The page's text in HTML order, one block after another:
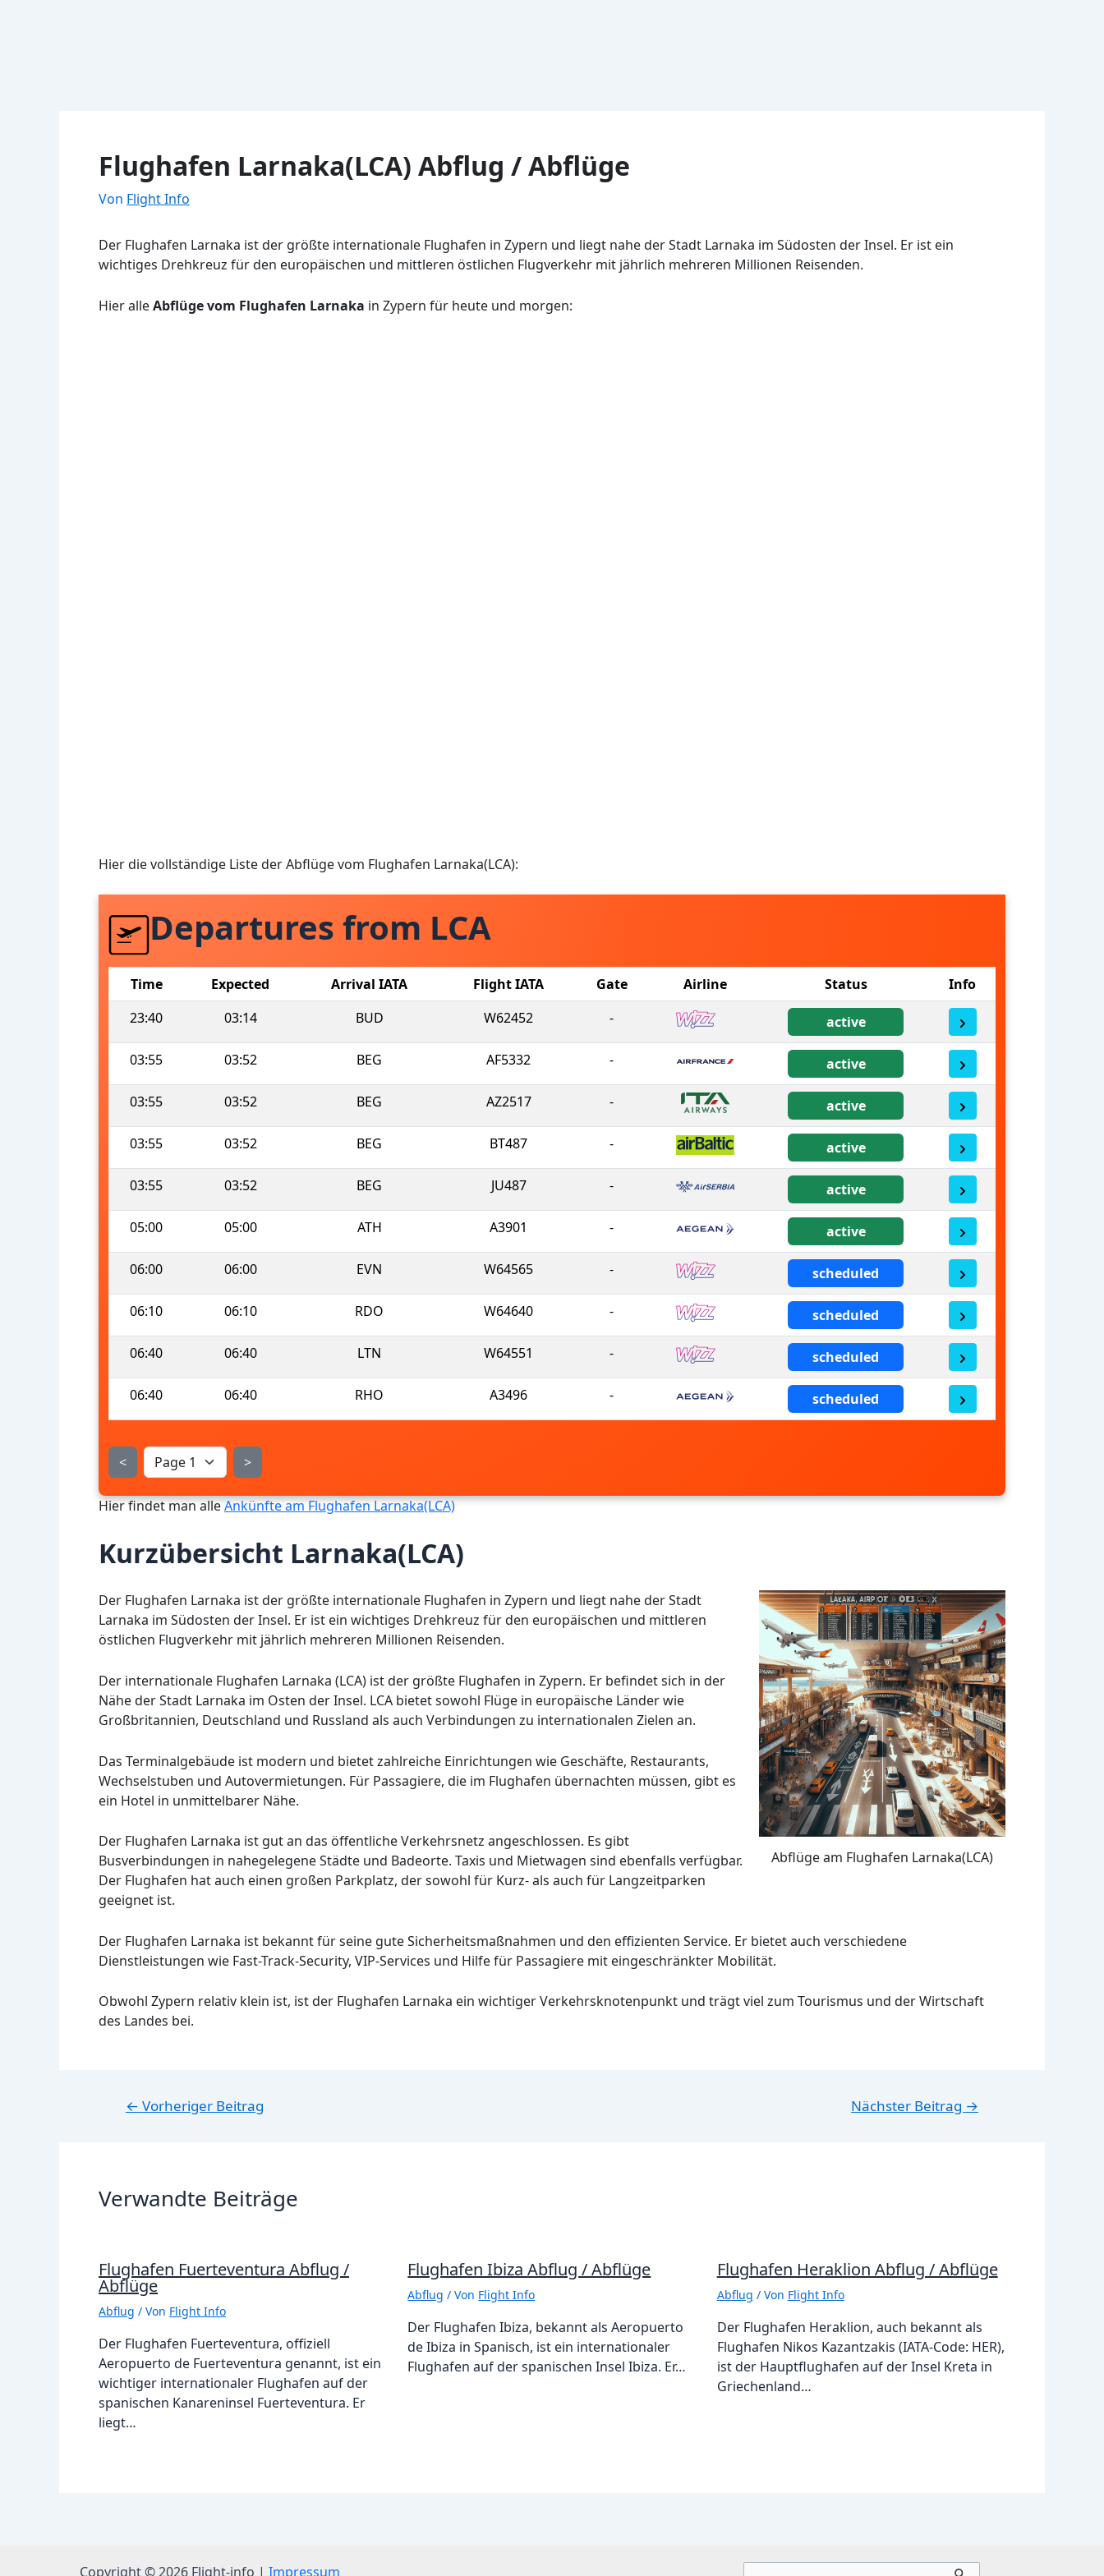
Flughafen Larnaka(LCA) Abflug / Abflüge
Von Flight Info
Der Flughafen Larnaka ist der größte internationale Flughafen in Zypern und liegt nahe der Stadt Larnaka im Südosten der Insel. Er ist ein
wichtiges Drehkreuz für den europäischen und mittleren östlichen Flugverkehr mit jährlich mehreren Millionen Reisenden.
Hier alleAbflüge vom Flughafen Larnaka in Zypern für heute und morgen:
Hier die vollständige Liste der Abflüge vom Flughafen Larnaka(LCA):
Departures from LCA
Time Expected Arrival IATA Flight IATA Gate Airline Status
Info
23:40
03:14 BUD W62452 - active
03:55 03:52 BEG AF5332 - active
03:55 03:52 BEG AZ2517 - active
03:55 03:52 BEG BT487 - active
03:55 03:52 BEG JU487 - active
05:00 05:00 ATH A3901 - active
06:00 06:00 EVN W64565 - scheduled
06:10 06:10 RDO W64640 - scheduled
06:40 06:40 LTN W64551 - scheduled
06:40 06:40 RHO A3496 - scheduled
< >
Hier findet man alleAnkünfte am Flughafen Larnaka(LCA)
Kurzübersicht Larnaka(LCA)
Abflüge am Flughafen Larnaka(LCA)
Der Flughafen Larnaka ist der größte internationale Flughafen in Zypern und liegt nahe der Stadt
Larnaka im Südosten der Insel. Er ist ein wichtiges Drehkreuz für den europäischen und mittleren
östlichen Flugverkehr mit jährlich mehreren Millionen Reisenden.
Der internationale Flughafen Larnaka (LCA) ist der größte Flughafen in Zypern. Er befindet sich in der
Nähe der Stadt Larnaka im Osten der Insel. LCA bietet sowohl Flüge in europäische Länder wie
Großbritannien, Deutschland und Russland als auch Verbindungen zu internationalen Zielen an.
Das Terminalgebäude ist modern und bietet zahlreiche Einrichtungen wie Geschäfte, Restaurants,
Wechselstuben und Autovermietungen. Für Passagiere, die im Flughafen übernachten müssen, gibt es
ein Hotel in unmittelbarer Nähe.
Der Flughafen Larnaka ist gut an das öffentliche Verkehrsnetz angeschlossen. Es gibt
Busverbindungen in nahegelegene Städte und Badeorte. Taxis und Mietwagen sind ebenfalls verfügbar.
Der Flughafen hat auch einen großen Parkplatz, der sowohl für Kurz- als auch für Langzeitparken
geeignet ist.
Der Flughafen Larnaka ist bekannt für seine gute Sicherheitsmaßnahmen und den effizienten Service. Er bietet auch verschiedene
Dienstleistungen wie Fast-Track-Security, VIP-Services und Hilfe für Passagiere mit eingeschränkter Mobilität.
Obwohl Zypern relativ klein ist, ist der Flughafen Larnaka ein wichtiger Verkehrsknotenpunkt und trägt viel zum Tourismus und der Wirtschaft
des Landes bei.
Beitragsnavigation
← Vorheriger Beitrag Nächster Beitrag →
Verwandte Beiträge
Flughafen Fuerteventura Abflug /
Abflüge
Abflug / Von Flight Info
Der Flughafen Fuerteventura, offiziell
Aeropuerto de Fuerteventura genannt, ist ein
wichtiger internationaler Flughafen auf der
spanischen Kanareninsel Fuerteventura. Er
liegt…
Flughafen Ibiza Abflug / Abflüge
Abflug / Von Flight Info
Der Flughafen Ibiza, bekannt als Aeropuerto
de Ibiza in Spanisch, ist ein internationaler
Flughafen auf der spanischen Insel Ibiza. Er…
Flughafen Heraklion Abflug / Abflüge
Abflug / Von Flight Info
Der Flughafen Heraklion, auch bekannt als
Flughafen Nikos Kazantzakis (IATA-Code: HER),
ist der Hauptflughafen auf der Insel Kreta in
Griechenland…
Copyright © 2026 Flight-info | Impressum